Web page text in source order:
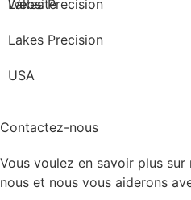
Lakes Precision
Lakes Precision
USA
Website
Contactez-nous
Vous voulez en savoir plus
nous et nous vous aiderons